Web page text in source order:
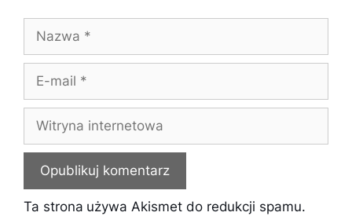
Nazwa
Witryna
internetowa
Ta strona używa Akismet do redukcji spamu.